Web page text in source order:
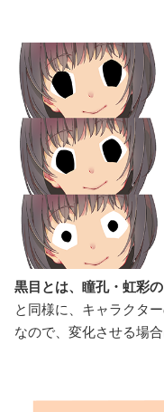
黒目とは、瞳孔・虹彩
と同様に、キャラクタ
なので、変化させる場